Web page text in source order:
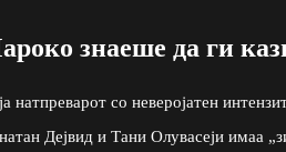
знаеше да ги
со неверојатен
Дејвид и Тани Олувасеји имаа